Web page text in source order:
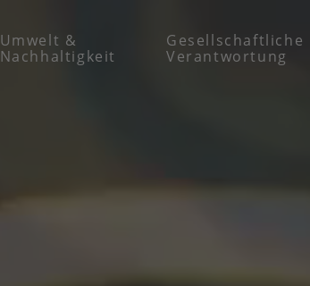
Umwelt ­&
Nachhaltigkeit
Gesellschaftliche
Verantwortung